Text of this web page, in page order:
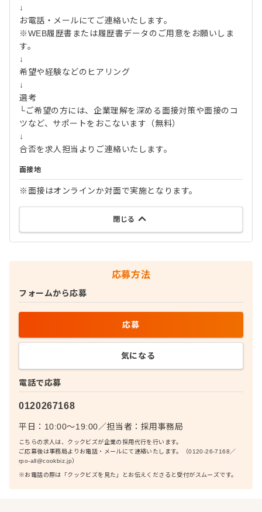
↓
お電話・メールにてご連絡いたします。
※WEB履歴書または履歴書データのご用意をお願いしま
す。
↓
希望や経験などのヒアリング
↓
選考
└ご希望の方には、企業理解を深める面接対策や面接のコ
ツなど、サポートをおこないます（無料）
↓
合否を求人担当よりご連絡いたします。
面接地
※面接はオンラインか対面で実施となります。
閉じる
応募方法
電話で応募
0120267168
平日：10:00〜19:00／担当者： 採用事務局
こちらの求人は、クックビズが企業の採用代行を行います。
ご応募後は事務局よりお電話・メールにて連絡いたします。（0120-26-7168／
rpo-all@cookbiz.jp）
※お電話の際は「クックビズを見た」とお伝えくださると受付がスムーズです。
フォームから応募
応募
気になる